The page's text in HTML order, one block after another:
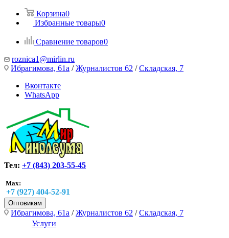
Корзина0
Избранные товары0
Сравнение товаров0
roznica1@mirlin.ru
Ибрагимова, 61а /Журналистов 62 /Складская, 7
Вконтакте
WhatsApp
Тел: +7 (843) 203-55-45
Max:
+7 (927) 404-52-91
Оптовикам
Ибрагимова, 61а /Журналистов 62 /Складская, 7
Услуги